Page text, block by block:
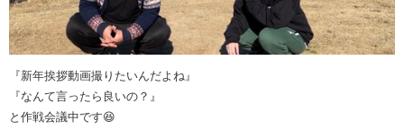
『新年挨拶動画撮りたいんだよね』
『なんて言ったら良いの？』
と作戦会議中です😆